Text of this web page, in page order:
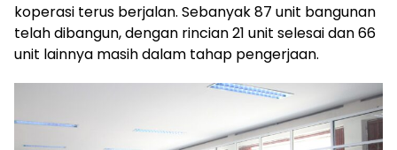
koperasi terus berjalan. Sebanyak 87 unit bangunan
telah dibangun, dengan rincian 21 unit selesai dan 66
unit lainnya masih dalam tahap pengerjaan.